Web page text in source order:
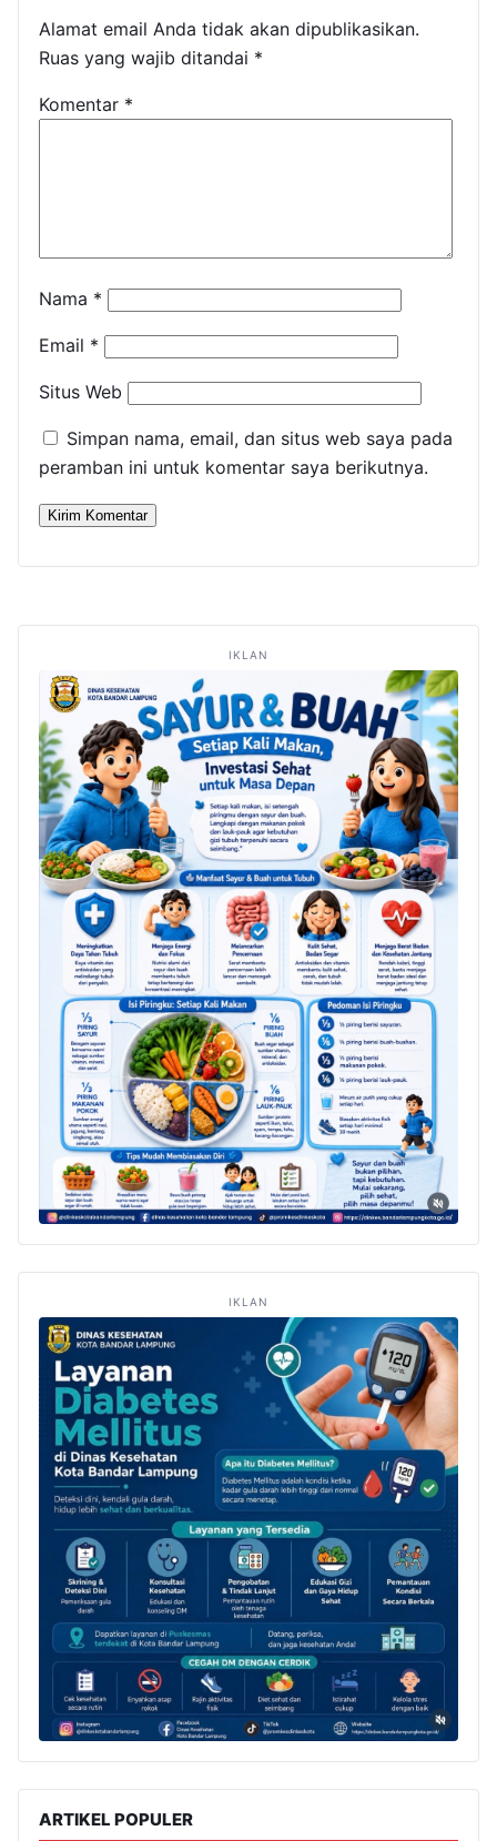
Alamat email Anda tidak akan dipublikasikan.
Ruas yang wajib ditandai *
Komentar *
Nama *
Email *
Situs Web
Simpan nama, email, dan situs web saya pada
peramban ini untuk komentar saya berikutnya.
IKLAN
IKLAN
ARTIKEL POPULER